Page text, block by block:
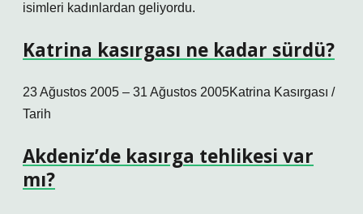
isimleri kadınlardan geliyordu.
Katrina kasırgası ne kadar sürdü?
23 Ağustos 2005 – 31 Ağustos 2005Katrina Kasırgası /
Tarih
Akdeniz’de kasırga tehlikesi var
mı?